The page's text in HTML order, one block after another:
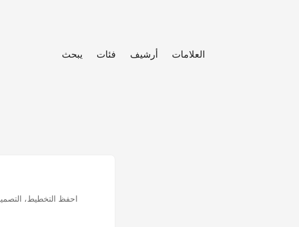
يبحث فئات أرشيف العلامات